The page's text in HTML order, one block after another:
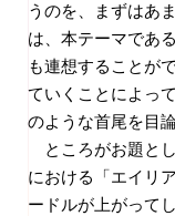
うのを、まずはあ
は、本テーマであ
も連想することが
ていくことによっ
のような首尾を目
ところがお題と
における「エイリ
ードルが上がって